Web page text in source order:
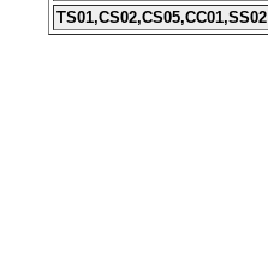
TS01,CS02,CS05,CC01,SS02